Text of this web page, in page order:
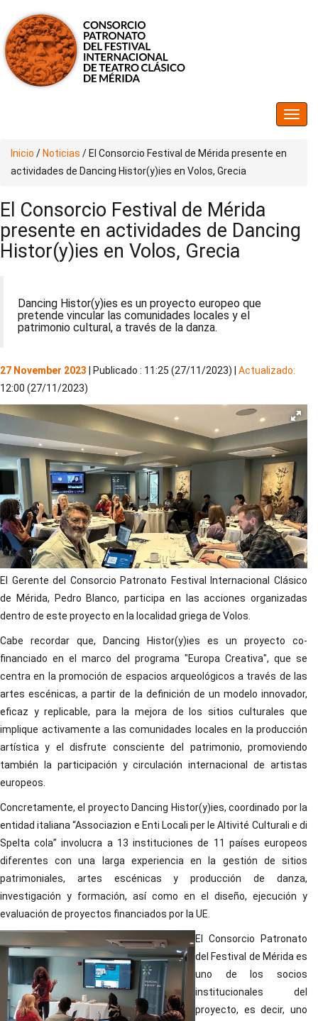
Inicio / Noticias / El Consorcio Festival de Mérida presente en
actividades de Dancing Histor(y)ies en Volos, Grecia
El Consorcio Festival de Mérida
presente en actividades de Dancing
Histor(y)ies en Volos, Grecia
Dancing Histor(y)ies es un proyecto europeo que
pretende vincular las comunidades locales y el
patrimonio cultural, a través de la danza.
27 November 2023 | Publicado : 11:25 (27/11/2023) | Actualizado:
12:00 (27/11/2023)
El Gerente del Consorcio Patronato Festival Internacional Clásico
de Mérida, Pedro Blanco, participa en las acciones organizadas
dentro de este proyecto en la localidad griega de Volos.
Cabe recordar que, Dancing Histor(y)ies es un proyecto co-
financiado en el marco del programa "Europa Creativa", que se
centra en la promoción de espacios arqueológicos a través de las
artes escénicas, a partir de la definición de un modelo innovador,
eficaz y replicable, para la mejora de los sitios culturales que
implique activamente a las comunidades locales en la producción
artística y el disfrute consciente del patrimonio, promoviendo
también la participación y circulación internacional de artistas
europeos.
Concretamente, el proyecto Dancing Histor(y)ies, coordinado por la
entidad italiana “Associazion e Enti Locali per Ie Altivité Culturali e di
Spelta cola” involucra a 13 instituciones de 11 países europeos
diferentes con una larga experiencia en la gestión de sitios
patrimoniales, artes escénicas y producción de danza,
investigación y formación, así como en el diseño, ejecución y
evaluación de proyectos financiados por la UE.
El Consorcio Patronato
del Festival de Mérida es
uno de los socios
institucionales del
proyecto, es decir, uno